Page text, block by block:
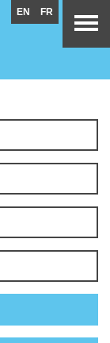
EN FR